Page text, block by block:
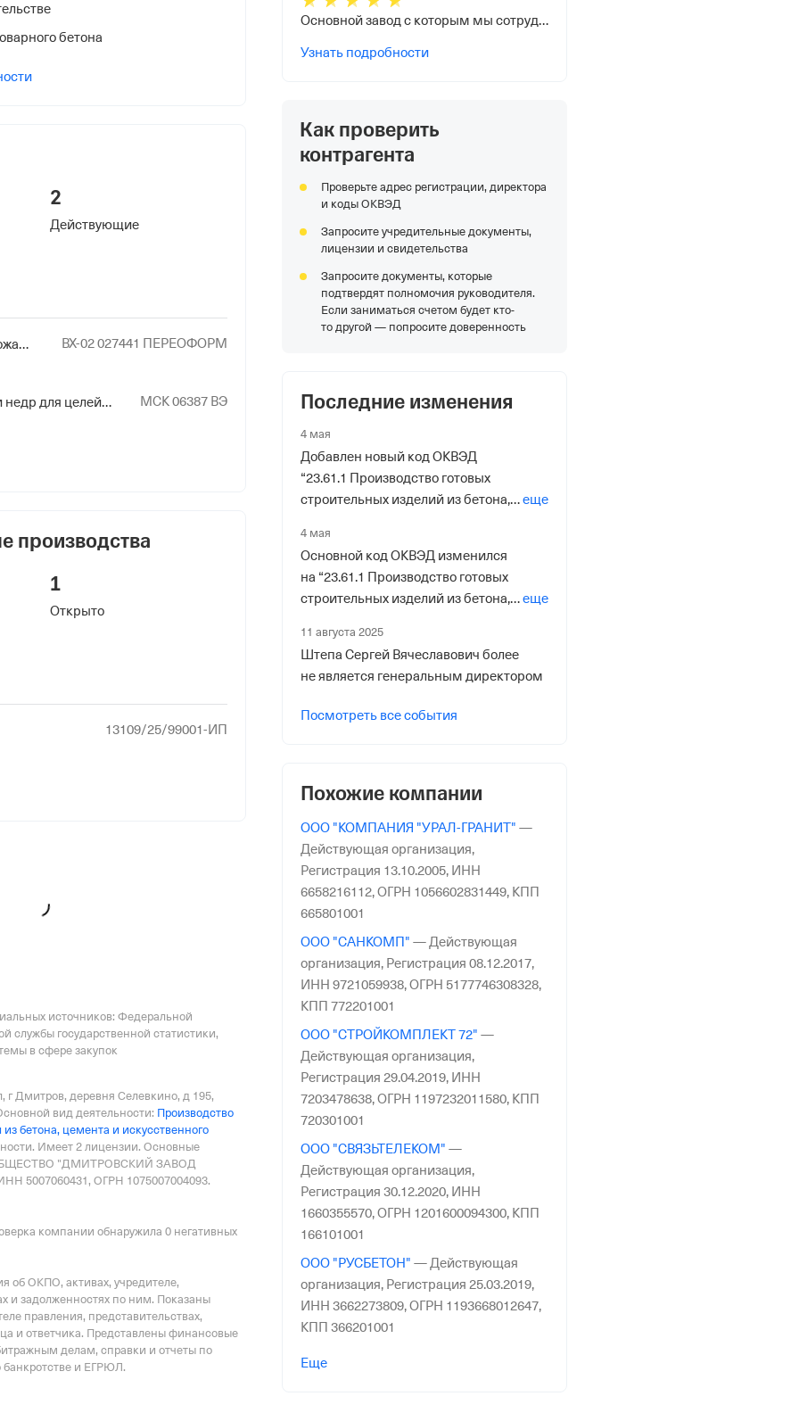
Обл, Электросталь гор.,
в ПФР
ФссРФ
гор. Москве и Московской обл.
бетона
2
Действующие
Эксплуатация взрывопожароопасных и химически опасных производственных объектов I, II и III классов опасности
ВХ-02 027441 ПЕРЕОФОРМ
Пользование участками недр для целей геологического изучения и добычи подземных вод, используемых для питьевого водоснабжения населения или технологического обеспечения водой объектов промышленности
МСК 06387 ВЭ
производства
1
Открыто
13109/25/99001-ИП
источников: Федеральной
службы государственной статистики,
в сфере закупок
г Дмитров, деревня Селевкино, д 195,
вид деятельности: Производство
бетона, цемента и искусственного
Имеет 2 лицензии. Основные
"ДМИТРОВСКИЙ ЗАВОД
ОГРН 1075007004093.
компании обнаружила 0 негативных
об ОКПО, активах, учредителе,
и задолженностях по ним. Показаны
правления, представительствах,
и ответчика. Представлены финансовые
делам, справки и отчеты по
банкротстве и ЕГРЮЛ.
Основной завод с которым мы сотрудничаем
Узнать подробности
Как проверить
контрагента
Проверьте адрес регистрации, директора
и коды ОКВЭД
Запросите учредительные документы,
лицензии и свидетельства
Запросите документы, которые
подтвердят полномочия руководителя.
Если заниматься счетом будет кто-
то другой — попросите доверенность
Последние изменения
4 мая
Добавлен новый код ОКВЭД
“23.61.1 Производство готовых
строительных изделий из бетона,
еще
4 мая
Основной код ОКВЭД изменился
на “23.61.1 Производство готовых
строительных изделий из бетона,
2014”
еще
11 августа 2025
Штепа Сергей Вячеславович более
не является генеральным директором
Посмотреть все события
Похожие компании
ООО "КОМПАНИЯ "УРАЛ-ГРАНИТ" —
Действующая организация,
Регистрация 13.10.2005, ИНН
6658216112,ОГРН 1056602831449, КПП
665801001
ООО "САНКОМП" — Действующая
организация, Регистрация 08.12.2017,
ИНН 9721059938,ОГРН 5177746308328,
КПП 772201001
ООО "СТРОЙКОМПЛЕКТ 72" —
Действующая организация,
Регистрация 29.04.2019, ИНН
7203478638,ОГРН 1197232011580, КПП
720301001
ООО "СВЯЗЬТЕЛЕКОМ" —
Действующая организация,
Регистрация 30.12.2020, ИНН
1660355570,ОГРН 1201600094300, КПП
166101001
ООО "РУСБЕТОН" — Действующая
организация, Регистрация 25.03.2019,
ИНН 3662273809,ОГРН 1193668012647,
КПП 366201001
ООО "ДОМОСТРОЙ"
Еще